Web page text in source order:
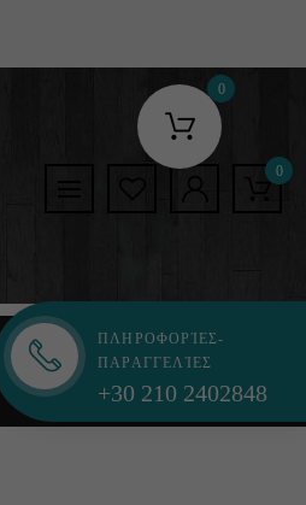
0
0
ΠΛΗΡΟΦΟΡΊΕΣ-
ΠΑΡΑΓΓΕΛΊΕΣ
+30 210 2402848